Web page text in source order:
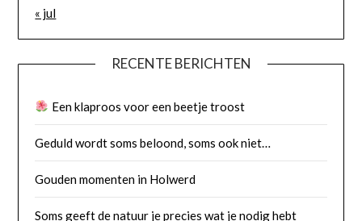
« jul
RECENTE BERICHTEN
Een klaproos voor een beetje troost
Geduld wordt soms beloond, soms ook niet…
Gouden momenten in Holwerd
Soms geeft de natuur je precies wat je nodig hebt